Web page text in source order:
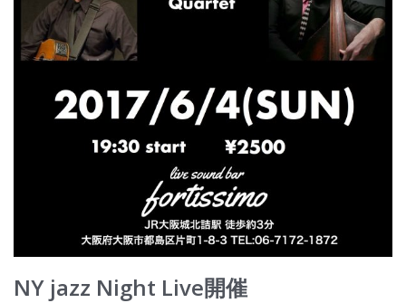
NY jazz Night Live開催